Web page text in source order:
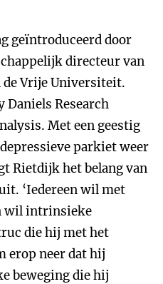
geïntroduceerd door
directeur van
Vrije Universiteit.
Daniels Research
Met een geestig
parkiet weer
Rietdijk het belang van
‘Iedereen wil met
wil intrinsieke
die hij met het
erop neer dat hij
beweging die hij